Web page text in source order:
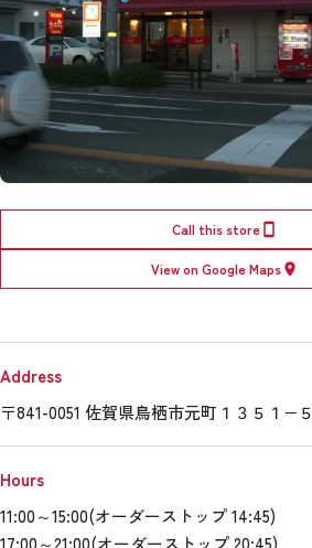
Call this store
View on Google Maps
Address
〒841-0051 佐賀県鳥栖市元町１３５１−５
Hours
11:00～15:00(オーダーストップ 14:45)
17:00～21:00(オーダーストップ 20:45)